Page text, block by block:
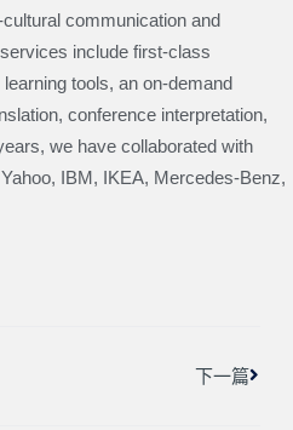
communication and
include first-class
tools, an on-demand
conference interpretation,
we have collaborated with
IBM, IKEA, Mercedes-Benz,
下一篇